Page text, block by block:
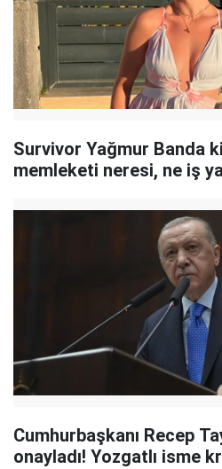
Survivor Yağmur Banda
memleketi neresi, ne iş
Cumhurbaşkanı Recep
onayladı! Yozgatlı isme